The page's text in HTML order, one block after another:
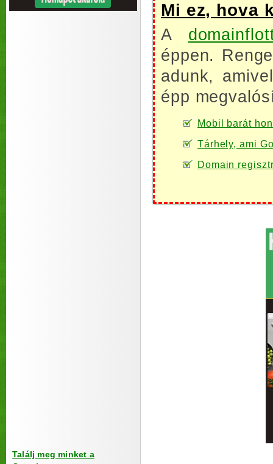
Találj meg minket a
Mi ez, hova
A
éppen.
adunk,
épp
Mobil barát
Tárhely, ami
Domain